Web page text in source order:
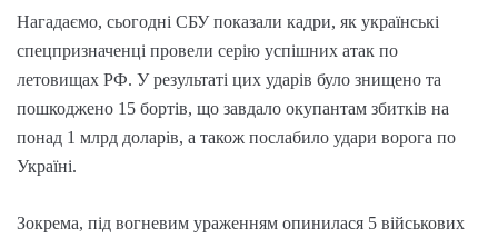
Нагадаємо, сьогодні СБУ показали кадри, як українські
спецпризначенці провели серію успішних атак по
летовищах РФ. У результаті цих ударів було знищено та
пошкоджено 15 бортів, що завдало окупантам збитків на
понад 1 млрд доларів, а також послабило удари ворога по
Україні.
Зокрема, під вогневим ураженням опинилася 5 військових